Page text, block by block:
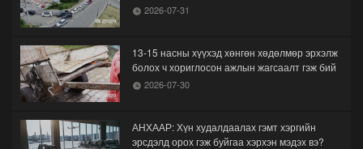
2026-07-31
13-15 насны хүүхэд хөнгөн хөдөлмөр эрхэлж
болох ч хориглосон ажлын жагсаалт гэж бий
2026-07-30
АНХААР: Хүн худалдаалах гэмт хэргийн
эрсдэлд орох гэж буйгаа хэрхэн мэдэх вэ?